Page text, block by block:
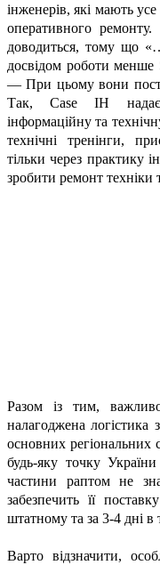
інженерів, які мають
оперативного ремонту.
доводиться, тому що
досвідом роботи
— При цьому вони
Так, Case IH надає
інформаційну та
технічні тренінги,
тільки через практику
зробити ремонт техніки
Разом із тим,
налагоджена логістика
основних регіональних
будь-яку точку
частини раптом не
забезпечить її
штатному та за 3-4 дні
Варто відзначити,